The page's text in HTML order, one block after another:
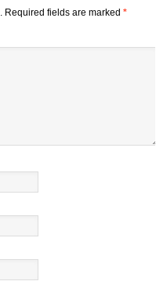
Required fields are marked *